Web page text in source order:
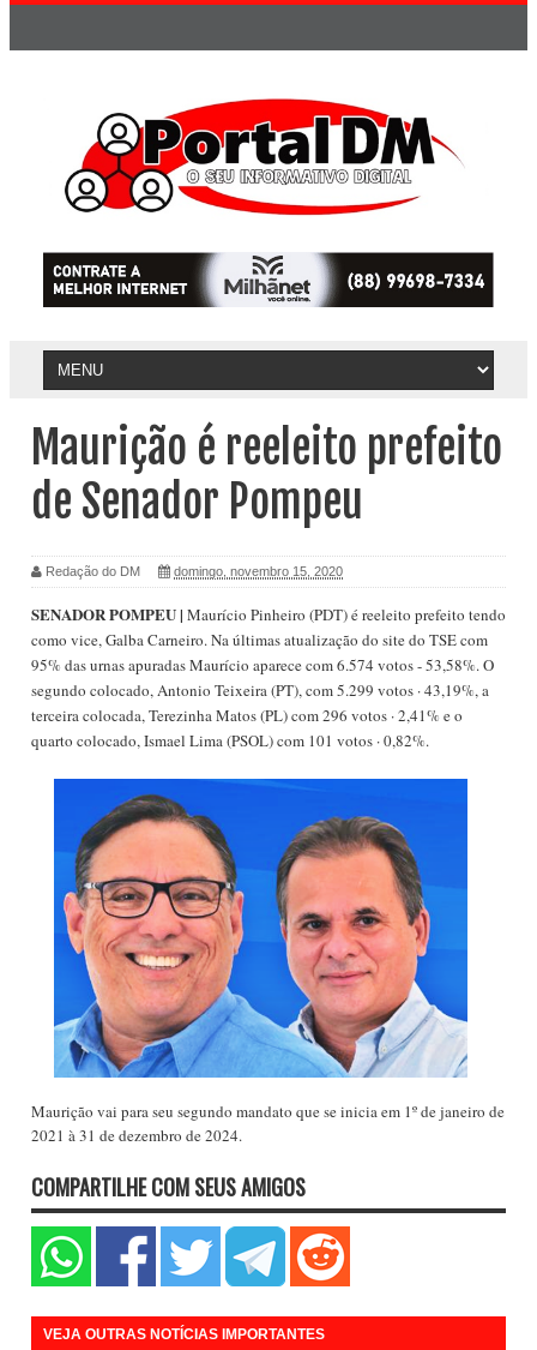
Maurição é reeleito prefeito
de Senador Pompeu
Redação do DM domingo, novembro 15, 2020
SENADOR POMPEU | Maurício Pinheiro (PDT) é reeleito prefeito tendo
como vice, Galba Carneiro. Na últimas atualização do site do TSE com
95% das urnas apuradas Maurício aparece com 6.574 votos - 53,58%. O
segundo colocado, Antonio Teixeira (PT), com 5.299 votos · 43,19%, a
terceira colocada, Terezinha Matos (PL) com 296 votos · 2,41% e o
quarto colocado, Ismael Lima (PSOL) com 101 votos · 0,82%.
Maurição vai para seu segundo mandato que se inicia em 1º de janeiro de
2021 à 31 de dezembro de 2024.
COMPARTILHE COM SEUS AMIGOS
VEJA OUTRAS NOTÍCIAS IMPORTANTES